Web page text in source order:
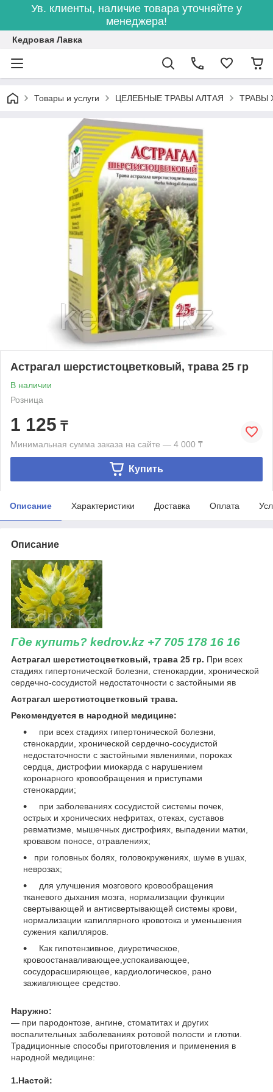
Ув. клиенты, наличие товара уточняйте у
менеджера!
Кедровая Лавка
Товары и услуги ЦЕЛЕБНЫЕ ТРАВЫ АЛТАЯ ТРАВЫ
Астрагал шерстистоцветковый, трава 25 гр
В наличии
Розница
1 125 ₸
Минимальная сумма заказа на сайте — 4 000 ₸
Купить
Описание Характеристики Доставка Оплата
Описание
Где купить? kedrov.kz +7 705 178 16 16
Астрагал шерстистоцветковый, трава 25 гр. При всех
стадиях гипертонической болезни, стенокардии, хронической
сердечно-сосудистой недостаточности с застойными яв
Астрагал шерстистоцветковый трава.
Рекомендуется в народной медицине:
при всех стадиях гипертонической болезни,
стенокардии, хронической сердечно-сосудистой
недостаточности с застойными явлениями, пороках
сердца, дистрофии миокарда с нарушением
коронарного кровообращения и приступами
стенокардии;
при заболеваниях сосудистой системы почек,
острых и хронических нефритах, отеках, суставов
ревматизме, мышечных дистрофиях, выпадении матки,
кровавом поносе, отравлениях;
при головных болях, головокружениях, шуме в ушах,
неврозах;
для улучшения мозгового кровообращения
тканевого дыхания мозга, нормализации функции
свертывающей и антисвертывающей системы крови,
нормализации капиллярного кровотока и уменьшения
сужения капилляров.
Как гипотензивное, диуретическое,
кровоостанавливающее,успокаивающее,
сосудорасширяющее, кардиологическое, рано
заживляющее средство.
Наружно:
— при пародонтозе, ангине, стоматитах и других
воспалительных заболеваниях ротовой полости и глотки.
Традиционные способы приготовления и применения в
народной медицине:
1.Настой: